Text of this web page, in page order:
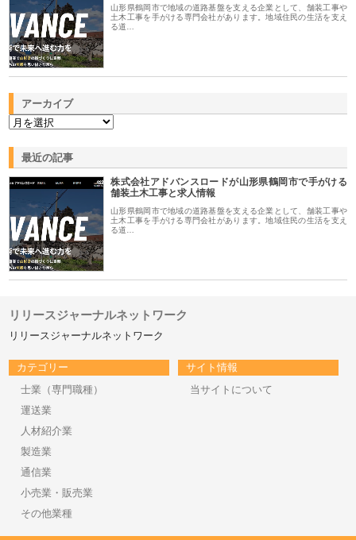
山形県鶴岡市で地域の道路基盤を支える企業として、舗装工事や
土木工事を手がける専門会社があります。地域住民の生活を支え
る道…
アーカイブ
最近の記事
株式会社アドバンスロードが山形県鶴岡市で手がける
舗装土木工事と求人情報
山形県鶴岡市で地域の道路基盤を支える企業として、舗装工事や
土木工事を手がける専門会社があります。地域住民の生活を支え
る道…
リリースジャーナルネットワーク
リリースジャーナルネットワーク
カテゴリー
士業（専門職種）
運送業
人材紹介業
製造業
通信業
小売業・販売業
その他業種
サイト情報
当サイトについて